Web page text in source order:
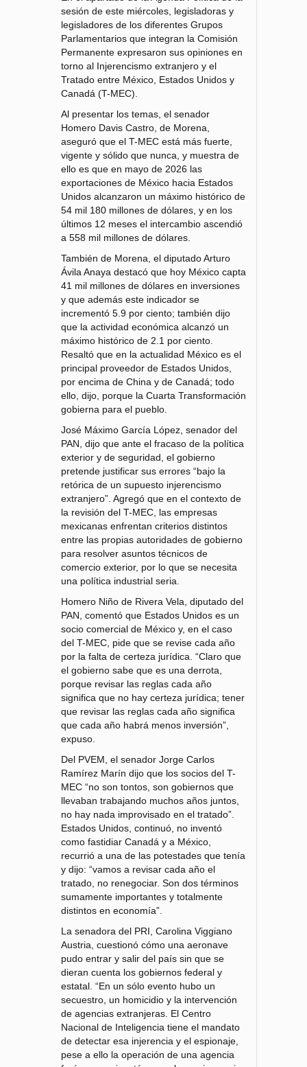
sesión de este miércoles, legisladoras y
legisladores de los diferentes Grupos
Parlamentarios que integran la Comisión
Permanente expresaron sus opiniones en
torno al Injerencismo extranjero y el
Tratado entre México, Estados Unidos y
Canadá (T-MEC).
Al presentar los temas, el senador
Homero Davis Castro, de Morena,
aseguró que el T-MEC está más fuerte,
vigente y sólido que nunca, y muestra de
ello es que en mayo de 2026 las
exportaciones de México hacia Estados
Unidos alcanzaron un máximo histórico de
54 mil 180 millones de dólares, y en los
últimos 12 meses el intercambio ascendió
a 558 mil millones de dólares.
También de Morena, el diputado Arturo
Ávila Anaya destacó que hoy México capta
41 mil millones de dólares en inversiones
y que además este indicador se
incrementó 5.9 por ciento; también dijo
que la actividad económica alcanzó un
máximo histórico de 2.1 por ciento.
Resaltó que en la actualidad México es el
principal proveedor de Estados Unidos,
por encima de China y de Canadá; todo
ello, dijo, porque la Cuarta Transformación
gobierna para el pueblo.
José Máximo García López, senador del
PAN, dijo que ante el fracaso de la política
exterior y de seguridad, el gobierno
pretende justificar sus errores “bajo la
retórica de un supuesto injerencismo
extranjero”. Agregó que en el contexto de
la revisión del T-MEC, las empresas
mexicanas enfrentan criterios distintos
entre las propias autoridades de gobierno
para resolver asuntos técnicos de
comercio exterior, por lo que se necesita
una política industrial seria.
Homero Niño de Rivera Vela, diputado del
PAN, comentó que Estados Unidos es un
socio comercial de México y, en el caso
del T-MEC, pide que se revise cada año
por la falta de certeza jurídica. “Claro que
el gobierno sabe que es una derrota,
porque revisar las reglas cada año
significa que no hay certeza jurídica; tener
que revisar las reglas cada año significa
que cada año habrá menos inversión”,
expuso.
Del PVEM, el senador Jorge Carlos
Ramírez Marín dijo que los socios del T-
MEC “no son tontos, son gobiernos que
llevaban trabajando muchos años juntos,
no hay nada improvisado en el tratado”.
Estados Unidos, continuó, no inventó
como fastidiar Canadá y a México,
recurrió a una de las potestades que tenía
y dijo: “vamos a revisar cada año el
tratado, no renegociar. Son dos términos
sumamente importantes y totalmente
distintos en economía”.
La senadora del PRI, Carolina Viggiano
Austria, cuestionó cómo una aeronave
pudo entrar y salir del país sin que se
dieran cuenta los gobiernos federal y
estatal. “En un sólo evento hubo un
secuestro, un homicidio y la intervención
de agencias extranjeras. El Centro
Nacional de Inteligencia tiene el mandato
de detectar esa injerencia y el espionaje,
pese a ello la operación de una agencia